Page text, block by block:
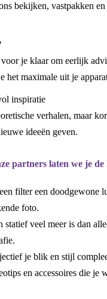
bekijken, vastpakken
voor je klaar om eerlijk
het maximale uit je
inspiratie
verhalen, maar
ideeën geven.
partners laten we je
filter een doodgewone
foto.
statief veel meer is dan
je blik en stijl
en accessoires die je